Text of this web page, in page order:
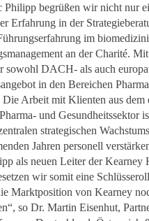
Philipp begrüßen wir nicht nur
Erfahrung in der
im
an der Charité.
sowohl DACH- als auch
in den Bereichen
Arbeit mit Klienten aus dem
und Gesundheitssektor
strategischen
Jahren personell
als neuen Leiter der Kearney
wir somit eine
Marktposition von Kearney
so Dr. Martin Eisenhut,